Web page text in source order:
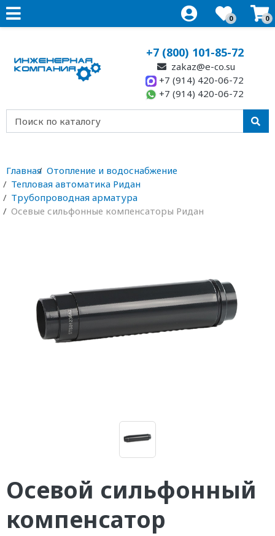
0 0
+7 (800) 101-85-72
zakaz@e-co.su
+7 (914) 420-06-72
+7 (914) 420-06-72
Главная Отопление и водоснабжение
Тепловая автоматика Ридан
Трубопроводная арматура
Осевые сильфонные компенсаторы Ридан
Осевой сильфонный
компенсатор